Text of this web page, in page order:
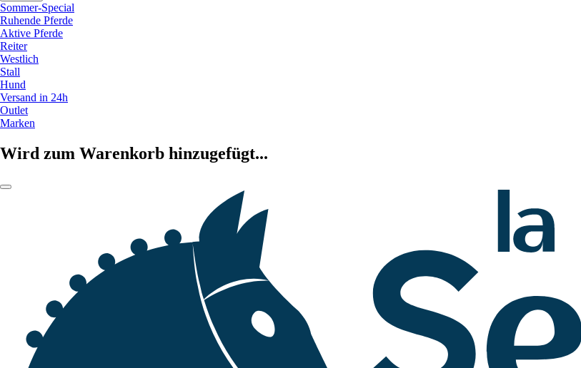
Sommer-Special
Ruhende Pferde
Aktive Pferde
Reiter
Westlich
Stall
Hund
Versand in 24h
Outlet
Marken
Wird zum Warenkorb hinzugefügt...